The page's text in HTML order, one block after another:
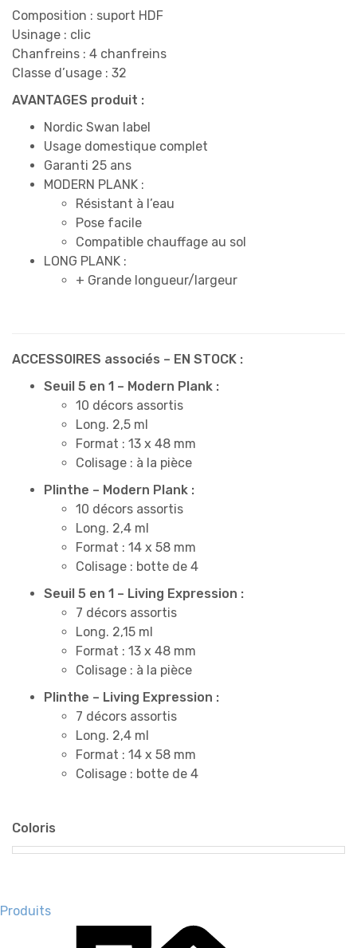
Composition : suport HDF
Usinage : clic
Chanfreins : 4 chanfreins
Classe d’usage : 32
AVANTAGES produit :
Nordic Swan label
Usage domestique complet
Garanti 25 ans
MODERN PLANK :
Résistant à l’eau
Pose facile
Compatible chauffage au sol
LONG PLANK :
+ Grande longueur/largeur
ACCESSOIRES associés – EN STOCK :
Seuil 5 en 1 – Modern Plank :
10 décors assortis
Long. 2,5 ml
Format : 13 x 48 mm
Colisage : à la pièce
Plinthe – Modern Plank :
10 décors assortis
Long. 2,4 ml
Format : 14 x 58 mm
Colisage : botte de 4
Seuil 5 en 1 – Living Expression :
7 décors assortis
Long. 2,15 ml
Format : 13 x 48 mm
Colisage : à la pièce
Plinthe – Living Expression :
7 décors assortis
Long. 2,4 ml
Format : 14 x 58 mm
Colisage : botte de 4
Coloris
Produits